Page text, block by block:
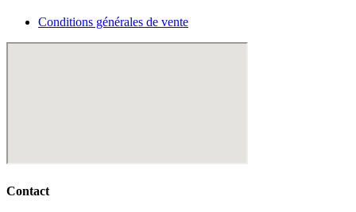
Conditions générales de vente
Contact